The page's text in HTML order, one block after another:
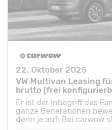
22. Oktober 2025
VW Multivan Leasing
brutto [frei
Er ist der Inbegriff des
ganze Generationen
denn je auf: Bei carwow